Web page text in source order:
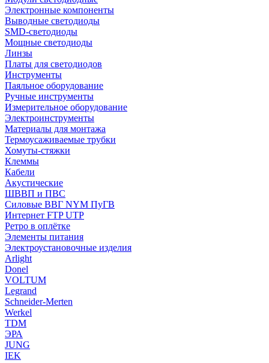
Электронные компоненты
Выводные светодиоды
SMD-светодиоды
Мощные светодиоды
Линзы
Платы для светодиодов
Инструменты
Паяльное оборудование
Ручные инструменты
Измерительное оборудование
Электроинструменты
Материалы для монтажа
Термоусаживаемые трубки
Хомуты-стяжки
Клеммы
Кабели
Акустические
ШВВП и ПВС
Силовые ВВГ NYM ПуГВ
Интернет FTP UTP
Ретро в оплётке
Элементы питания
Электроустановочные изделия
Arlight
Donel
VOLTUM
Legrand
Schneider-Merten
Werkel
TDM
ЭРА
JUNG
IEK